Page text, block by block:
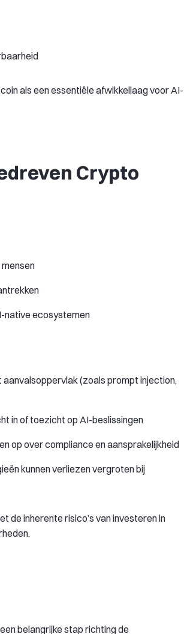
als een essentiële afwikkellaag voor AI-
Crypto
native ecosystemen
(zoals prompt injection,
in of toezicht op AI-beslissingen
op over compliance en aansprakelijkheid
kunnen verliezen vergroten bij
de inherente risico’s van investeren in
belangrijke stap richting de